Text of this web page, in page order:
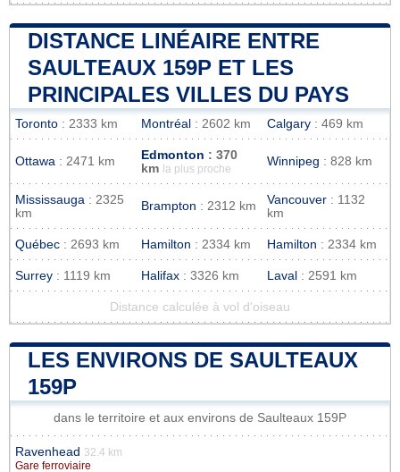
DISTANCE LINÉAIRE ENTRE
SAULTEAUX 159P ET LES
PRINCIPALES VILLES DU PAYS
Toronto : 2333 km Montréal : 2602 km Calgary : 469 km
Ottawa : 2471 km Edmonton : 370
km
la plus proche
Winnipeg : 828 km
Mississauga : 2325
km
Brampton : 2312 km Vancouver : 1132
km
Québec : 2693 km Hamilton : 2334 km Hamilton : 2334 km
Surrey : 1119 km Halifax : 3326 km Laval : 2591 km
Distance calculée à vol d'oiseau
LES ENVIRONS DE SAULTEAUX
159P
dans le territoire et aux environs de Saulteaux 159P
Ravenhead 32.4 km
Gare ferroviaire